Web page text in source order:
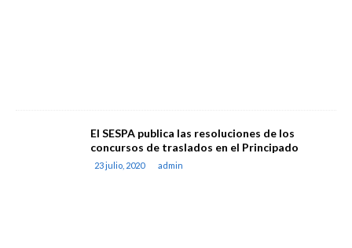
El SESPA publica las resoluciones de los
concursos de traslados en el Principado
23 julio, 2020 admin